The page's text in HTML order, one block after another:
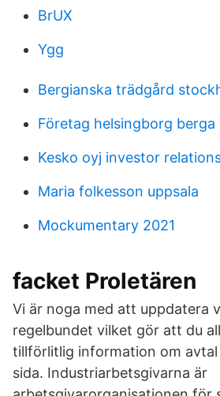
BrUX
Ygg
Bergianska trädgård
Företag helsingborg berga
Kesko oyj investor
Maria folkesson uppsala
Mockumentary 2021
facket Proletären
Vi är noga med att uppdatera
regelbundet vilket gör att du
tillförlitlig information om
sida. Industriarbetsgivarna är